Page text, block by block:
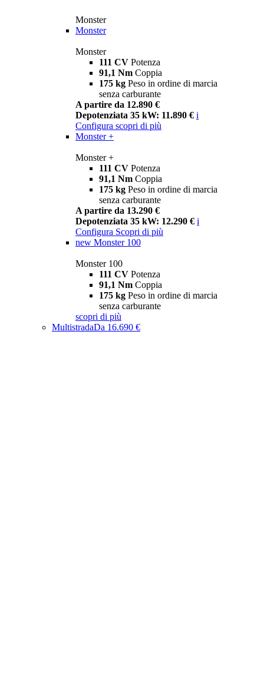
Monster
Monster
Monster
111 CV Potenza
91,1 Nm Coppia
175 kg Peso in ordine di marcia
senza carburante
A partire da 12.890 €
Depotenziata 35 kW: 11.890 € i
Configura scopri di più
Monster +
Monster +
111 CV Potenza
91,1 Nm Coppia
175 kg Peso in ordine di marcia
senza carburante
A partire da 13.290 €
Depotenziata 35 kW: 12.290 € i
Configura Scopri di più
new Monster 100
Monster 100
111 CV Potenza
91,1 Nm Coppia
175 kg Peso in ordine di marcia
senza carburante
scopri di più
MultistradaDa 16.690 €